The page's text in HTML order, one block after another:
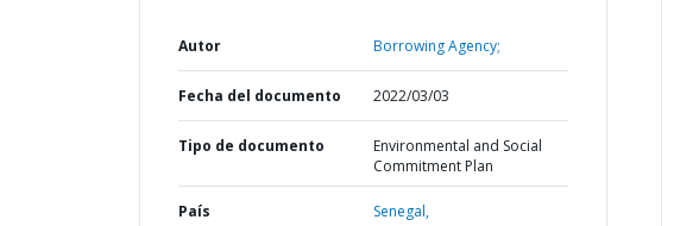
Autor Borrowing Agency;
Fecha del documento 2022/03/03
Tipo de documento
Environmental and Social
Commitment Plan
País Senegal,